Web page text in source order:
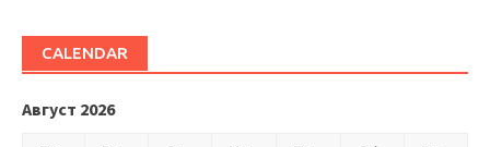
CALENDAR
Август 2026